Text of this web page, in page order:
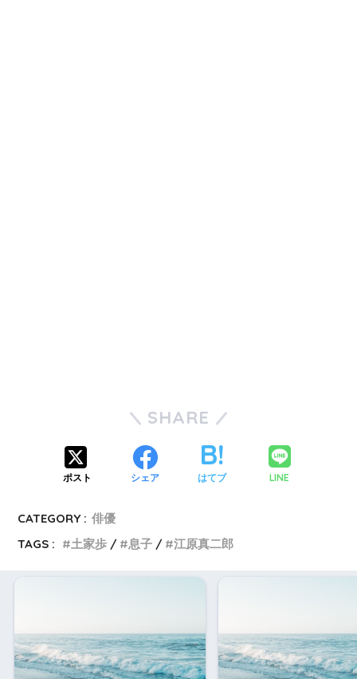
SHARE
ポスト シェア はてブ LINE
CATEGORY : 俳優
TAGS :
土家歩 息子 江原真二郎